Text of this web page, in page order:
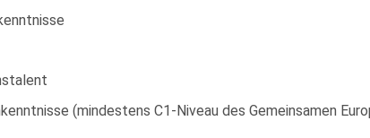
(mindestens C1-Niveau des Gemeinsamen